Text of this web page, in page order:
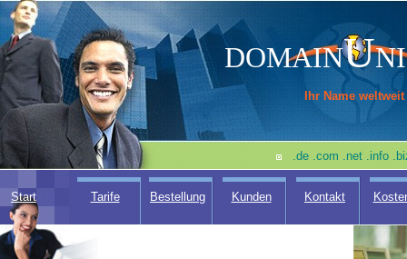
DOMAINU
Ihr Name weltweit
.de .com .net .info
Start Tarife Bestellung Kunden Kontakt